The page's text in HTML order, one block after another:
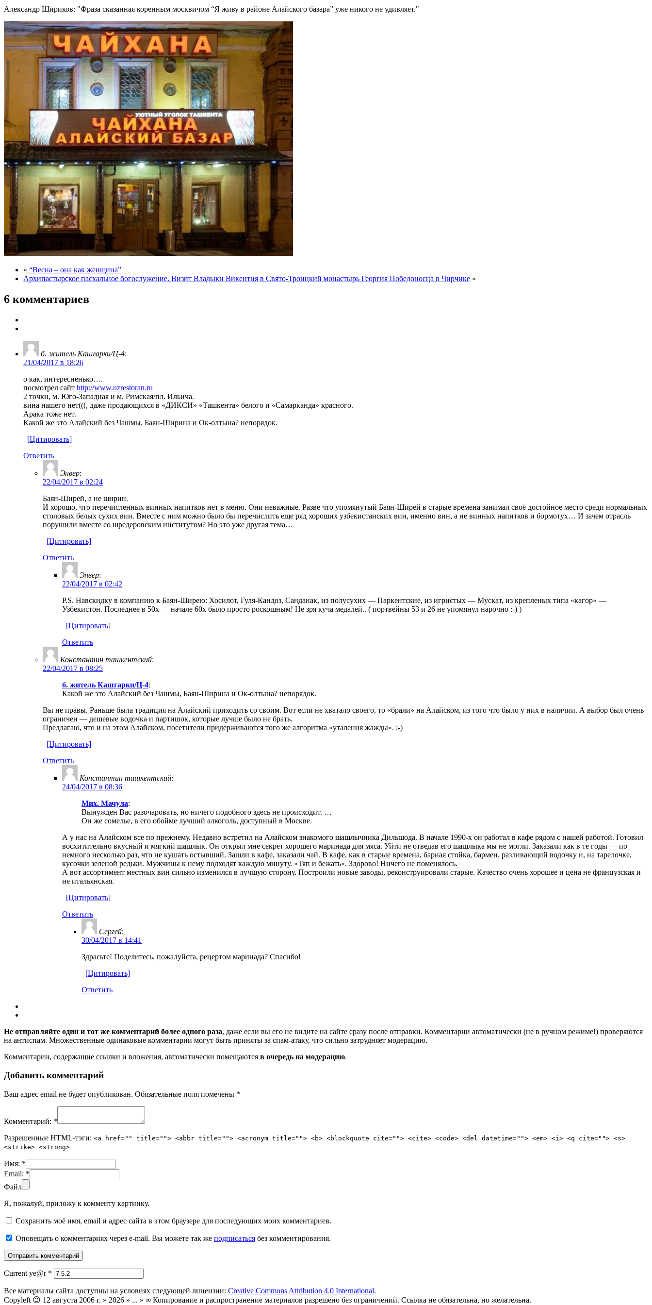
Александр Шириков: Фраза сказанная коренным москвичом “Я живу в районе Алайского базара” уже никого не удивляет.
« “Весна – она как женщина”
Архипастырское пасхальное богослужение. Визит Владыки Викентия в Свято-Троицкий монастырь Георгия Победоносца в Чирчике »
6 комментариев
б. житель Кашгарки/Ц-4:
21/04/2017 в 18:26
о как, интересненько….
посмотрел сайт http://www.uzrestoran.ru
2 точки, м. Юго-Западная и м. Римская/пл. Ильича.
вина нашего нет(((, даже продающихся в «ДИКСИ» «Ташкента» белого и «Самарканда» красного.
Арака тоже нет.
Какой же это Алайский без Чашмы, Баян-Ширина и Ок-олтына? непорядок.
[Цитировать]
Ответить
Энвер:
22/04/2017 в 02:24
Баян-Ширей, а не ширин.
И хорошо, что перечисленных винных напитков нет в меню. Они неважные. Разве что упомянутый Баян-Ширей в старые времена занимал своё достойное место среди нормальных
столовых белых сухих вин. Вместе с ним можно было бы перечислить еще ряд хороших узбекистанских вин, именно вин, а не винных напитков и бормотух… И зачем отрасль
порушили вместе со шредеровским институтом? Но это уже другая тема…
[Цитировать]
Ответить
Энвер:
22/04/2017 в 02:42
P.S. Навскидку в компанию к Баян-Ширею: Хосилот, Гуля-Кандоз, Санданак, из полусухих — Паркентские, из игристых — Мускат, из крепленых типа «кагор» —
Узбекистон. Последнее в 50х — начале 60х было просто роскошным! Не зря куча медалей.. ( портвейны 53 и 26 не упомянул нарочно :-) )
[Цитировать]
Ответить
Константин ташкентский:
22/04/2017 в 08:25
б. житель Кашгарки/Ц-4:
Какой же это Алайский без Чашмы, Баян-Ширина и Ок-олтына? непорядок.
Вы не правы. Раньше была традиция на Алайский приходить со своим. Вот если не хватало своего, то «брали» на Алайском, из того что было у них в наличии. А выбор был очень
ограничен — дешевые водочка и партишок, которые лучше было не брать.
Предлагаю, что и на этом Алайском, посетители придерживаются того же алгоритма «уталения жажды». ;-)
[Цитировать]
Ответить
Константин ташкентский:
24/04/2017 в 08:36
Мих. Мачула:
Вынужден Вас разочаровать, но ничего подобного здесь не происходит. …
Он же сомелье, в его обойме лучший алкоголь, доступный в Москве.
А у нас на Алайском все по прежнему. Недавно встретил на Алайском знакомого шашлычника Дильшода. В начале 1990-х он работал в кафе рядом с нашей работой. Готовил
восхитительно вкусный и мягкий шашлык. Он открыл мне секрет хорошего маринада для мяса. Уйти не отведав его шашлыка мы не могли. Заказали как в те годы — по
немного несколько раз, что не кушать остывший. Зашли в кафе, заказали чай. В кафе, как в старые времена, барная стойка, бармен, разливающий водочку и, на тарелочке,
кусочки зеленой редьки. Мужчины к нему подходят каждую минуту. «Тяп и бежать». Здорово! Ничего не поменялось.
А вот ассортимент местных вин сильно изменился в лучшую сторону. Построили новые заводы, реконструировали старые. Качество очень​ хорошее и цена не французская и
не итальянская.
[Цитировать]
Ответить
Сергей:
30/04/2017 в 14:41
Здрасьте! Поделитесь, пожалуйста, рецертом маринада? Спасибо!
[Цитировать]
Ответить
Не отправляйте один и тот же комментарий более одного раза, даже если вы его не видите на сайте сразу после отправки. Комментарии автоматически (не в ручном режиме!) проверяются
на антиспам. Множественные одинаковые комментарии могут быть приняты за спам-атаку, что сильно затрудняет модерацию.
Комментарии, содержащие ссылки и вложения, автоматически помещаются в очередь на модерацию.
Добавить комментарий
Ваш адрес email не будет опубликован. Обязательные поля помечены *
Комментарий: *
Разрешенные HTML-тэги: <a href="" title=""> <abbr title=""> <acronym title=""> <b> <blockquote cite=""> <cite> <code> <del datetime=""> <em> <i> <q cite=""> <s>
<strike> <strong>
Имя: *
Email: *
Файл
Я, пожалуй, приложу к комменту картинку.
Сохранить моё имя, email и адрес сайта в этом браузере для последующих моих комментариев.
Оповещать о комментариях через e-mail. Вы можете так же подписаться без комментирования.
Current ye@r *
Все материалы сайта доступны на условиях следующей лицензии: Creative Commons Attribution 4.0 International.
Copyleft 😉 12 августа 2006 г. » 2026 » ... » ∞ Копирование и распространение материалов разрешено без ограничений. Ссылка не обязательна, но желательна.